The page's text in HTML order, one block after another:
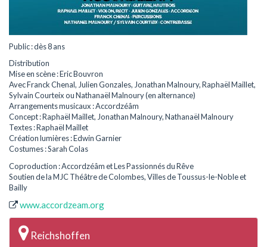
Public : dès 8 ans
Distribution
Mise en scène : Eric Bouvron
Avec Franck Chenal, Julien Gonzales, Jonathan Malnoury, Raphaël Maillet,
Sylvain Courteix ou Nathanaël Malnoury (en alternance)
Arrangements musicaux : Accordzéâm
Concept : Raphaël Maillet, Jonathan Malnoury, Nathanaël Malnoury
Textes : Raphaël Maillet
Création lumières : Edwin Garnier
Costumes : Sarah Colas
Coproduction : Accordzéâm et Les Passionnés du Rêve
Soutien de la MJC Théâtre de Colombes, Villes de Toussus-le-Noble et
Bailly
www.accordzeam.org
Reichshoffen